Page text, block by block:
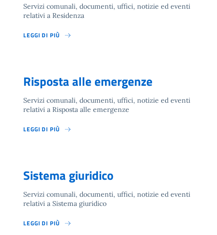
Servizi comunali, documenti, uffici, notizie ed eventi
relativi a Residenza
LEGGI DI PIÙ
Risposta alle emergenze
Servizi comunali, documenti, uffici, notizie ed eventi
relativi a Risposta alle emergenze
LEGGI DI PIÙ
Sistema giuridico
Servizi comunali, documenti, uffici, notizie ed eventi
relativi a Sistema giuridico
LEGGI DI PIÙ